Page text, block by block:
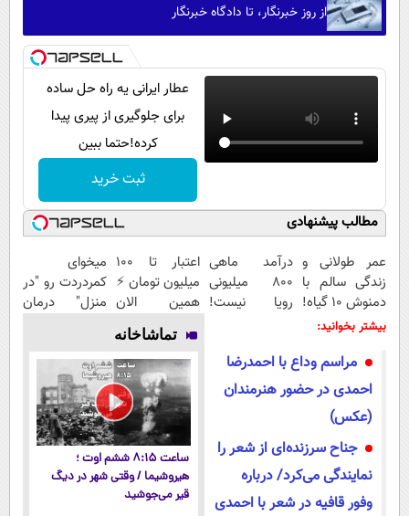
از روز خبرنگار، تا دادگاه خبرنگار
عطار ایرانی یه راه حل ساده
برای جلوگیری از پیری پیدا
کرده!حتما ببین
ثبت خرید
مطالب پیشنهادی
عمر طولانی و
زندگی سالم با
دمنوش ۱۰ گیاه!
(۵۵% تخفیف)
درآمد ماهی
800 میلیونی
رویا نیست!
اعتبار تا ۱۰۰
میلیون تومان ⚡
همین الان
درخواست اعتبار
بده ✅
میخوای
کمردردت رو "در
منزل" درمان
بیشتر بخوانید:
مراسم وداع با احمدرضا
احمدی در حضور هنرمندان
(عکس)
جناح سرزنده‌ای از شعر را
نمایندگی می‌کرد/ درباره
وفور قافیه در شعر با احمدی
تماشاخانه
ساعت ۸:۱۵ ششم اوت ؛
هیروشیما / وقتی شهر در دیگ
قیر می‌جوشید